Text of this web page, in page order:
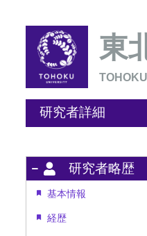
東
研究者詳細
研究者略歴
基本情報
経歴